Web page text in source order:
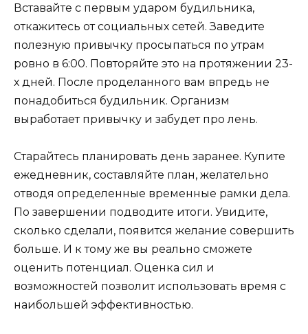
Вставайте с первым ударом будильника,
откажитесь от социальных сетей. Заведите
полезную привычку просыпаться по утрам
ровно в 6:00. Повторяйте это на протяжении 23-
х дней. После проделанного вам впредь не
понадобиться будильник. Организм
выработает привычку и забудет про лень.
Старайтесь планировать день заранее. Купите
ежедневник, составляйте план, желательно
отводя определенные временные рамки дела.
По завершении подводите итоги. Увидите,
сколько сделали, появится желание совершить
больше. И к тому же вы реально сможете
оценить потенциал. Оценка сил и
возможностей позволит использовать время с
наибольшей эффективностью.